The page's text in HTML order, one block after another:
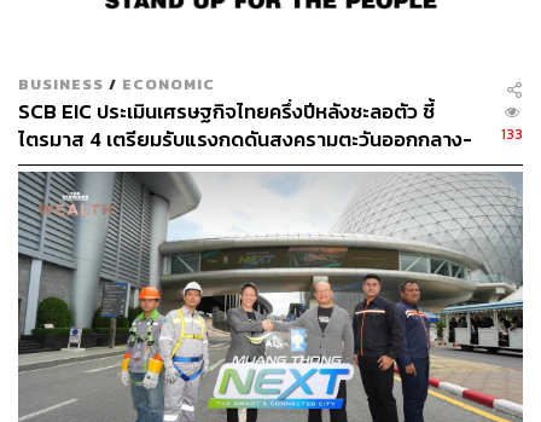
จากกำลังซื้อที่อ่อนแอ สำหรับระยะยาว บริษัทจะเผชิญกับ
ความท้าทายเช่นเดียวกัน โดยเฉพาะธุรกิจ 5G เนื่องจากเชื่อ
ว่าปัจจัยขับเคลื่อนการเติบโตที่สำคัญจะมาจากผู้ใช้งานภาค
อุตสาหกรรม ซึ่งโอกาสทางธุรกิจในปัจจุบันมีจำกัด
อย่างไรก็ตาม SCBS เริ่มเห็นว่า ADVANC พยายามหาแหล่ง
รายได้ใหม่จากธุรกิจอื่นๆ เช่น ธุรกิจที่ไม่ใช่โทรศัพท์มือถือ
ในกลุ่มลูกค้าองค์กร และธุรกิจบริการทางการเงิน (บริษัท
ร่วมทุนกับ SCB) ซึ่งอาจเป็นปัจจัยขับเคลื่อนการเติบโตของ
กำไรในระยะยาวสำหรับบริษัท แม้ว่าอาจจะสร้างส่วนแบ่ง
กำไรเพียงเล็กน้อยในระยะแรก
BUSINESS / ECONOMIC
SCB EIC ประเมินเศรษฐกิจไทยครึ่งปีหลังชะลอตัว ชี้
ไตรมาส 4 เตรียมรับแรงกดดันสงครามตะวันออกกลาง-
กำแพงภาษีสหรัฐฯ ระลอกใหม่
133